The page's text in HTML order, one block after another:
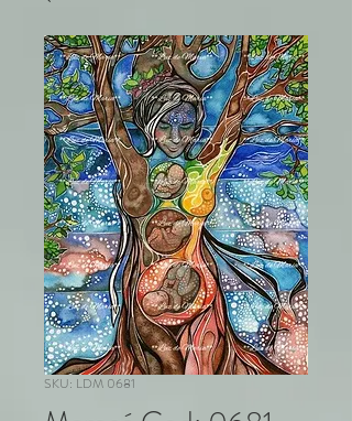
SKU: LDM 0681